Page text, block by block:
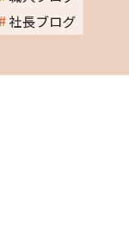
社長ブログ